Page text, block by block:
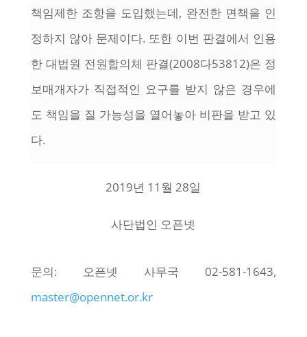
책임제한 조항을 도입했는데, 완전한 면책을 인
정하지 않아 문제이다. 또한 이번 판결에서 인용
한 대법원 전원합의체 판결(2008다53812)은 정
보매개자가 직접적인 요구를 받지 않은 경우에
도 책임을 질 가능성을 열어놓아 비판을 받고 있
다.
2019년 11월 28일
사단법인 오픈넷
문의: 오픈넷 사무국 02-581-1643,
master@opennet.or.kr